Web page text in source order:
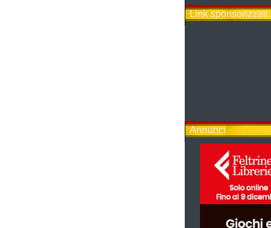
Link sponsorizzati
Annunci